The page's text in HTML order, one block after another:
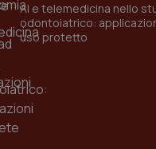
AI e telemedicina nello
odontoiatrico:
uso protetto
sites-ironfish-